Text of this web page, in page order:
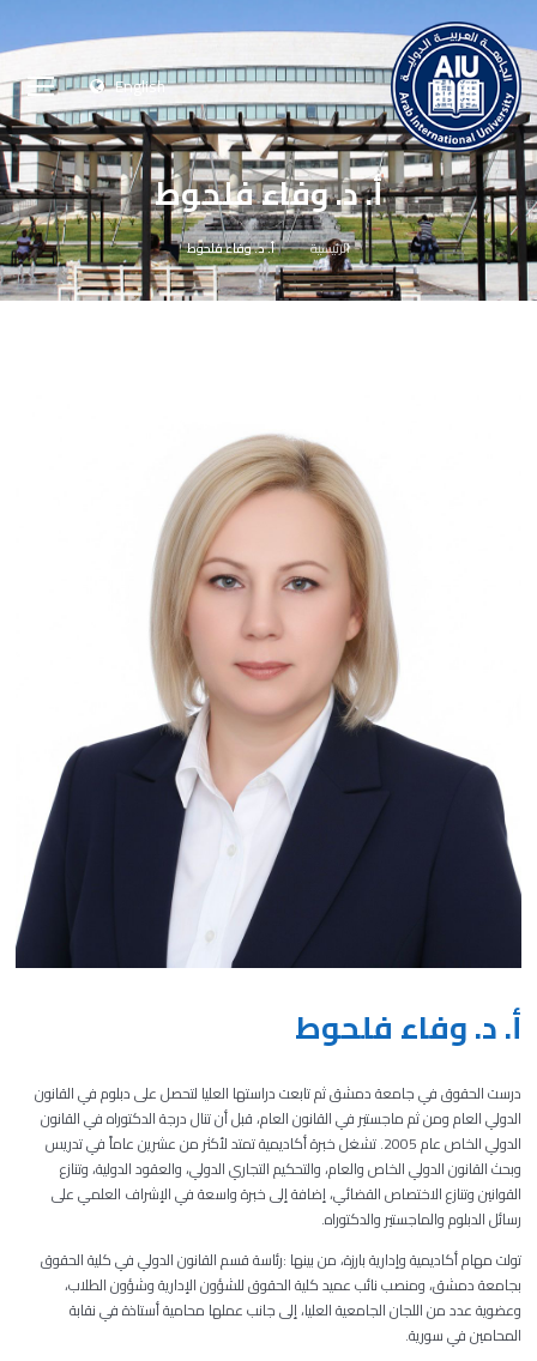
English
أ. د. وفاء فلحوط
الرئيسية أ. د. وفاء فلحوط
أ. د. وفاء فلحوط
درست الحقوق في جامعة دمشق ثم تابعت دراستها العليا لتحصل على دبلوم في القانون
الدولي العام ومن ثم ماجستير في القانون العام، قبل أن تنال درجة الدكتوراه في القانون
الدولي الخاص عام 2005
.تشغل خبرة أكاديمية تمتد لأكثر من عشرين عاماً في تدريس
وبحث القانون الدولي الخاص والعام، والتحكيم التجاري الدولي، والعقود الدولية، وتنازع
القوانين وتنازع الاختصاص القضائي، إضافة إلى خبرة واسعة في الإشراف العلمي على
رسائل الدبلوم والماجستير والدكتوراه.
تولت مهام أكاديمية وإدارية بارزة، من بينها :رئاسة قسم القانون الدوليفي كلية الحقوق
بجامعة دمشق، ومنصب نائب عميد كلية الحقوق للشؤون الإدارية وشؤون الطلاب،
وعضوية عدد من اللجان الجامعية العليا، إلى جانب عملها محامية أستاذة في نقابة
المحامين في سورية.